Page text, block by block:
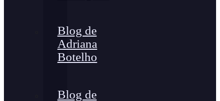
Blog de
Adriana
Botelho
Blog de